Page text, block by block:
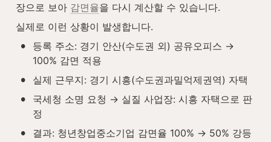
장으로 보아 감면율을 다시 계산할 수 있습니다.
실제로 이런 상황이 발생합니다.
•
등록 주소: 경기 안산(수도권 외) 공유오피스 →
100% 감면 적용
• 실제 근무지: 경기 시흥(수도권과밀억제권역) 자택
•
국세청 소명 요청 → 실질 사업장: 시흥 자택으로 판
정
• 결과: 청년창업중소기업 감면율 100% → 50% 강등